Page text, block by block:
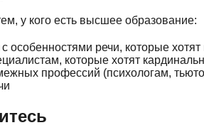
у кого есть высшее образование:
особенностями речи, которые
которые хотят
профессий (психологам,